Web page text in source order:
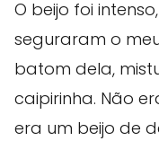
O beijo foi
seguraram o
batom dela,
caipirinha. Não
era um beijo de